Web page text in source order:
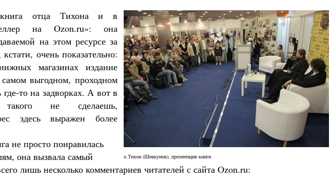
о.Тихон (Шевкунов), презентация книги
отца Тихона и в
на Ozon.ru»: она
на этом ресурсе за
очень показательно:
магазинах издание
выгодном, проходном
то на задворках. А вот в
такого не сделаешь,
здесь выражен более
не просто понравилась
она вызвала самый
лишь несколько комментариев читателей с сайта Ozon.ru: